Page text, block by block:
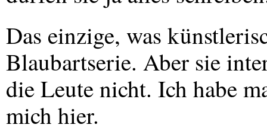
Das einzige, was
Blaubartserie. Aber sie
die Leute nicht. Ich habe
mich hier.